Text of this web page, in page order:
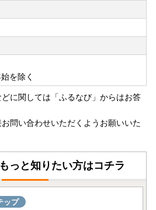
を除く
に関しては「ふるなび」からはお答
問い合わせいただくようお願いいた
っと知りたい方はコチラ
ップ